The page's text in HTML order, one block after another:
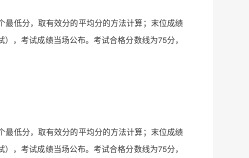
低分，取有效分的平均分的方法计算；末位成绩
，考试成绩当场公布。考试合格分数线为75分，
低分，取有效分的平均分的方法计算；末位成绩
，考试成绩当场公布。考试合格分数线为75分，